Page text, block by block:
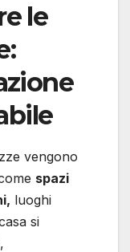
le
vengono
spazi
luoghi
si